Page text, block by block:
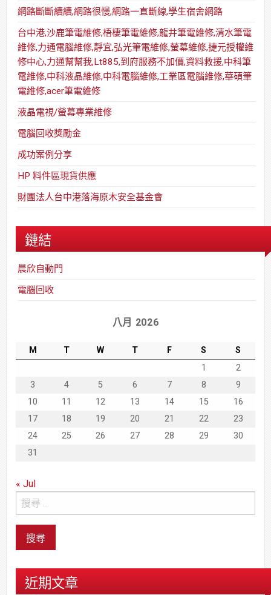
網路斷斷續續,網路很慢,網路一直斷線,學生宿舍網路
台中港,沙鹿筆電維修,梧棲筆電維修,龍井筆電維修,清水筆電
維修,力通電腦維修,靜宜,弘光筆電維修,螢幕維修,捷元授權維
修中心,力通幫幫我,Lt885,到府服務不加價,資料救援,中科筆
電維修,中科液晶維修,中科電腦維修,工業區電腦維修,華碩筆
電維修,acer筆電維修
液晶電視/螢幕專業維修
電腦回收獎勵金
成功案例分享
HP 料件區現貨供應
財團法人台中港落海原木安全基金會
鏈結
晨欣自動門
電腦回收
八月 2026
M T W T F S
S
1
2
3
4 5 6 7 8
9
10
11 12 13 14 15
16
17
18 19 20 21 22
23
24
25 26 27 28 29
30
31
« Jul
近期文章